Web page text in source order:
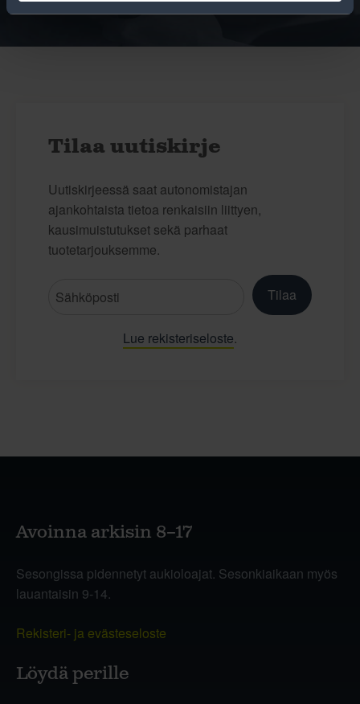
Tilaa uutiskirje
Uutiskirjeessä saat autonomistajan
ajankohtaista tietoa renkaisiin liittyen,
kausimuistutukset sekä parhaat
tuotetarjouksemme.
Tilaa
Lue rekisteriseloste.
Avoinna arkisin 8–17
Sesongissa pidennetyt aukioloajat. Sesonkiaikaan myös
lauantaisin 9-14.
Rekisteri- ja evästeseloste
Löydä perille